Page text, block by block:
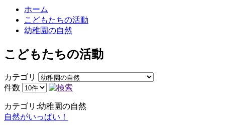
ホーム
こどもたちの活動
幼稚園の自然
こどもたちの活動
カテゴリ
件数
カテゴリ:幼稚園の自然
自然がいっぱい！